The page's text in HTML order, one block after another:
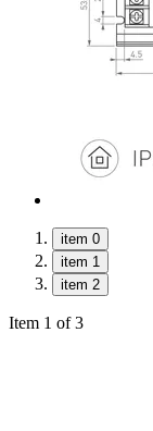
item 0
item 1
item 2
Item 1 of 3